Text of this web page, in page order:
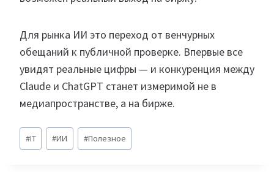
Для рынка ИИ это переход от венчурных
обещаний к публичной проверке. Впервые все
увидят реальные цифры — и конкуренция между
Claude и ChatGPT станет измеримой не в
медиапространстве, а на бирже.
Метки
записи:
#IT #ИИ #Полезное